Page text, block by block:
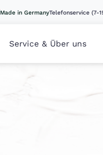
Made in GermanyTelefonservice (7-
Service & Über uns